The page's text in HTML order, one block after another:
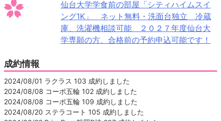
仙台大学学食前の部屋「シティハイムスイ
ング1K」 ネット無料・洗面台独立 冷蔵
庫、洗濯機相談可能 ２０２７年度仙台大
学専願の方、合格前の予約申込可能です！
成約情報
2024/08/01 ラクラス 103 成約しました
2024/08/08 コーポ五輪 102 成約しました
2024/08/08 コーポ五輪 109 成約しました
2024/08/20 ステラコート 105 成約しました